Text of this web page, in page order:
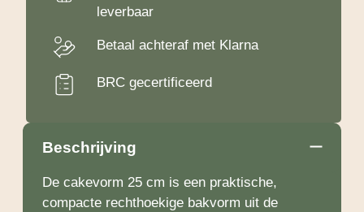
leverbaar
Betaal achteraf met Klarna
BRC gecertificeerd
Beschrijving
De cakevorm 25 cm is een praktische,
compacte rechthoekige bakvorm uit de